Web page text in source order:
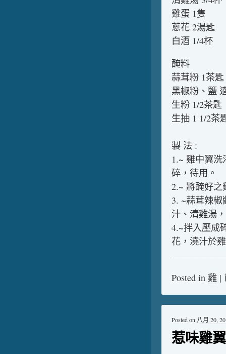
雞蛋 1隻
蔥花 2湯匙
白酒 1/4杯
醃料
蒜茸粉 1茶匙
黑椒粉、鹽
生粉 1/2茶匙
生抽 1 1/2茶
製 法 :
1.~ 雞中翼
碎，待用。
2.~ 將醃好
3. ~蒜茸辣
汁、清雞湯
4.~拌入壓成
花，澆汁於
Posted in 雞 |
惹味雞翼
Posted on 八月 20,